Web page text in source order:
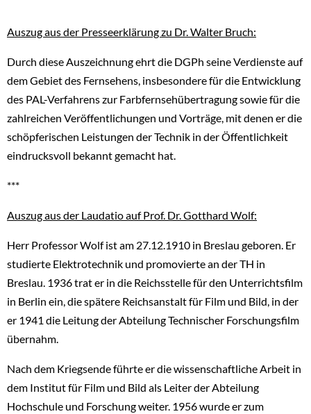
Auszug aus der Presseerklärung zu Dr. Walter Bruch:
Durch diese Auszeichnung ehrt die DGPh seine Verdienste auf
dem Gebiet des Fernsehens, insbesondere für die Entwicklung
des PAL-Verfahrens zur Farbfernsehübertragung sowie für die
zahlreichen Veröffentlichungen und Vorträge, mit denen er die
schöpferischen Leistungen der Technik in der Öffentlichkeit
eindrucksvoll bekannt gemacht hat.
***
Auszug aus der Laudatio auf Prof. Dr. Gotthard Wolf:
Herr Professor Wolf ist am 27.12.1910 in Breslau geboren. Er
studierte Elektrotechnik und promovierte an der TH in
Breslau. 1936 trat er in die Reichsstelle für den Unterrichtsfilm
in Berlin ein, die spätere Reichsanstalt für Film und Bild, in der
er 1941 die Leitung der Abteilung Technischer Forschungsfilm
übernahm.
Nach dem Kriegsende führte er die wissenschaftliche Arbeit in
dem Institut für Film und Bild als Leiter der Abteilung
Hochschule und Forschung weiter. 1956 wurde er zum